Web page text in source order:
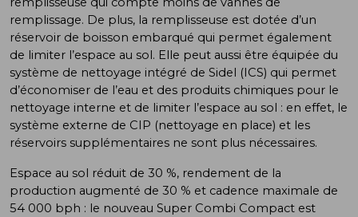
remplissage. De plus, la remplisseuse est dotée d’un
réservoir de boisson embarqué qui permet également
de limiter l’espace au sol. Elle peut aussi être équipée du
système de nettoyage intégré de Sidel (ICS) qui permet
d’économiser de l’eau et des produits chimiques pour le
nettoyage interne et de limiter l’espace au sol : en effet, le
système externe de CIP (nettoyage en place) et les
réservoirs supplémentaires ne sont plus nécessaires.
Espace au sol réduit de 30 %, rendement de la
production augmenté de 30 % et cadence maximale de
54 000 bph : le nouveau Super Combi Compact est